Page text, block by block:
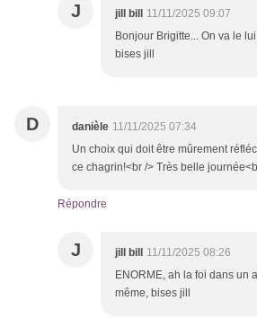
J jill bill
11/11/2025 09:07
Bonjour Brigitte... On va le
bises jill
D danièle 11/11/2025 07:34
Un choix qui doit être mûrement
ce chagrin!<br /> Très belle
Répondre
J jill bill
11/11/2025 08:26
ENORME, ah la foi dans un
même, bises jill